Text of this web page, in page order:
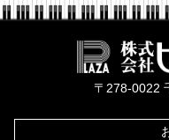
〒278-0022